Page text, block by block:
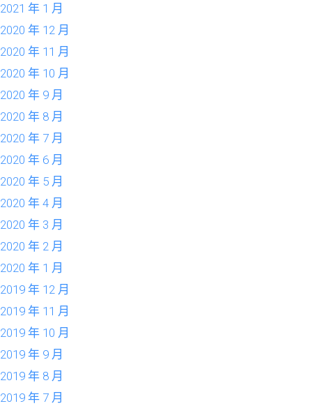
2021 年 1 月
2020 年 12 月
2020 年 11 月
2020 年 10 月
2020 年 9 月
2020 年 8 月
2020 年 7 月
2020 年 6 月
2020 年 5 月
2020 年 4 月
2020 年 3 月
2020 年 2 月
2020 年 1 月
2019 年 12 月
2019 年 11 月
2019 年 10 月
2019 年 9 月
2019 年 8 月
2019 年 7 月